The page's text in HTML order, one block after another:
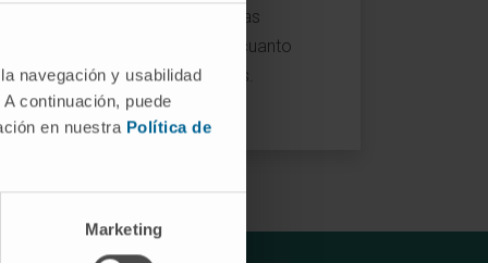
navegación y usabilidad
continuación, puede
en nuestra Política de
Marketing
diseñar nuevas terapias
terapéuticas que lleguen cuanto
antes a los pacientes.